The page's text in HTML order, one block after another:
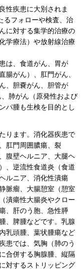
性疾患に大別されま
るフォローや検査、治
に対する集学的治療の
学療法）や放射線治療
は、食道がん、胃が
腸がん）、肛門がん、
、胆嚢がん、胆管が
肺がん（原発性および
パ腫も生検を目的とし
ります。消化器疾患で
肛門周囲膿瘍、裂
腹壁ヘルニア、大腿ヘ
、逆流性食道炎（食道
ルニア、消化性潰瘍
脈瘤、大腸憩室（憩室
潰瘍性大腸炎やクロー
、肝のう胞、急性膵
、脾腫などです。乳腺
乳頭腫、葉状腫瘍など
患では、気胸（肺のう
合併する胸腺腫、縦隔
対するストリッピング